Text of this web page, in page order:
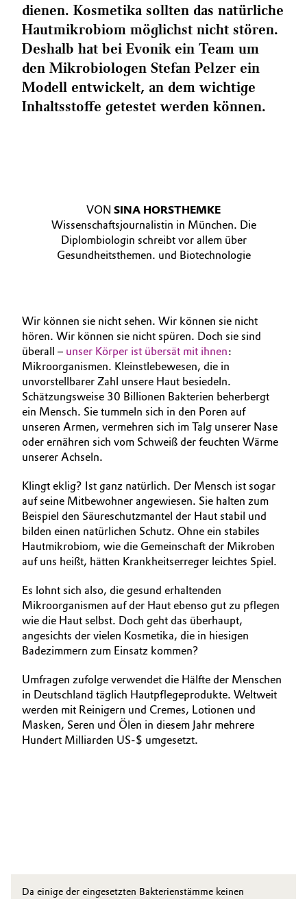
dienen. Kosmetika sollten das natürliche
Hautmikrobiom möglichst nicht ­stören.
Deshalb hat bei Evonik ein Team um
den Mikrobiologen Stefan Pelzer ein
Modell entwickelt, an dem wichtige
Inhaltsstoffe getestet werden können.
VON SINA HORSTHEMKE
Wissenschaftsjournalistin in München. Die
Diplombiologin schreibt vor allem über
Gesundheitsthemen. und Biotechnologie
Wir können sie nicht sehen. Wir können sie nicht
hören. Wir können sie nicht spüren. Doch sie sind
überall – unser Körper ist übersät mit ihnen:
Mikroorganismen. Kleinstlebewesen, die in
unvorstellbarer Zahl unsere Haut besiedeln.
Schätzungsweise 30 Billionen Bakterien beherbergt
ein Mensch. Sie tummeln sich in den Poren auf
unseren Armen, vermehren sich im Talg unserer Nase
oder ernähren sich vom Schweiß der feuchten Wärme
unserer Achseln.
Klingt eklig? Ist ganz natürlich. Der Mensch ist sogar
auf seine Mitbewohner angewiesen. Sie halten zum
Beispiel den Säureschutzmantel der Haut stabil und
bilden einen natürlichen Schutz. Ohne ein stabiles
Hautmikrobiom, wie die Gemeinschaft der Mikroben
auf uns heißt, hätten Krankheitserreger leichtes Spiel.
Es lohnt sich also, die gesund erhaltenden
Mikroorganismen auf der Haut ebenso gut zu pflegen
wie die Haut selbst. Doch geht das überhaupt,
angesichts der vielen Kosmetika, die in hiesigen
Badezimmern zum Einsatz kommen?
Umfragen zufolge verwendet die Hälfte der Menschen
in Deutschland täglich Hautpflegeprodukte. Weltweit
werden mit Reinigern und Cremes, Lotionen und
Masken, Seren und Ölen in diesem Jahr mehrere
Hundert Milliarden US-$ umgesetzt.
Da einige der eingesetzten Bakterienstämme keinen